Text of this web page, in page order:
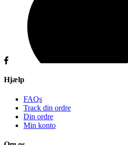
Hjælp
FAQs
Track din ordre
Din ordre
Min konto